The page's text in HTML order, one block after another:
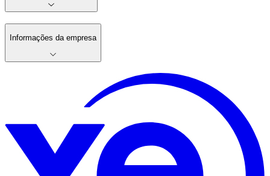
Informações da empresa